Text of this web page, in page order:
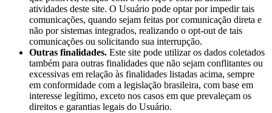
atividades deste site. O Usuário pode optar por impedir tais
comunicações, quando sejam feitas por comunicação direta e
não por sistemas integrados, realizando o opt-out de tais
comunicações ou solicitando sua interrupção.
Outras finalidades. Este site pode utilizar os dados coletados
também para outras finalidades que não sejam conflitantes ou
excessivas em relação às finalidades listadas acima, sempre
em conformidade com a legislação brasileira, com base em
interesse legítimo, exceto nos casos em que prevaleçam os
direitos e garantias legais do Usuário.